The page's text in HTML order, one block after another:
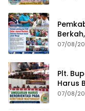
Warga
07/08/
Plt.
Harus
07/08/